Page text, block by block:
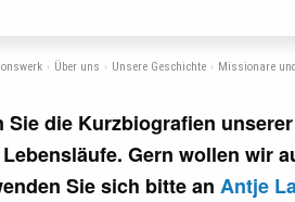
Über uns Unsere Geschichte Missionare
Sie die Kurzbiografien
Gern wollen wir
Sie sich bitte an Antje